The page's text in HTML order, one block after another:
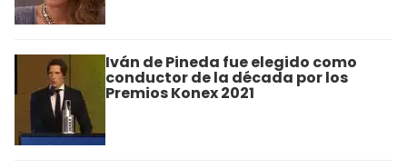
Iván de Pineda fue elegido como
conductor de la década por los
Premios Konex 2021